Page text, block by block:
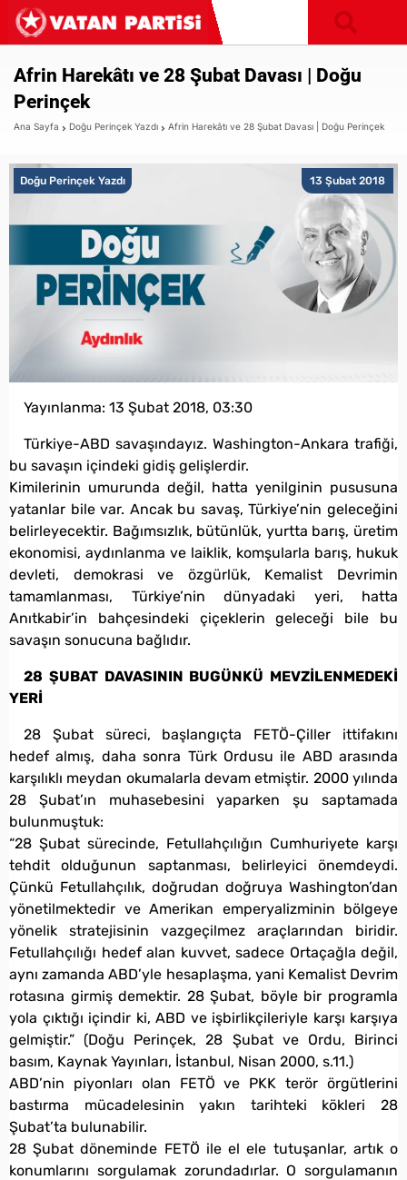
Afrin Harekâtı ve 28 Şubat Davası | Doğu
Perinçek
Ana Sayfa Doğu Perinçek Yazdı Afrin Harekâtı ve 28 Şubat Davası | Doğu Perinçek
13 Şubat 2018
Doğu Perinçek Yazdı
Yayınlanma: 13 Şubat 2018, 03:30
Türkiye-ABD savaşındayız. Washington-Ankara trafiği,
bu savaşın içindeki gidiş gelişlerdir.
Kimilerinin umurunda değil, hatta yenilginin pususuna
yatanlar bile var. Ancak bu savaş, Türkiye’nin geleceğini
belirleyecektir. Bağımsızlık, bütünlük, yurtta barış, üretim
ekonomisi, aydınlanma ve laiklik, komşularla barış, hukuk
devleti, demokrasi ve özgürlük, Kemalist Devrimin
tamamlanması, Türkiye’nin dünyadaki yeri, hatta
Anıtkabir’in bahçesindeki çiçeklerin geleceği bile bu
savaşın sonucuna bağlıdır.
28 ŞUBAT DAVASININ BUGÜNKÜ MEVZİLENMEDEKİ
YERİ
28 Şubat süreci, başlangıçta FETÖ-Çiller ittifakını
hedef almış, daha sonra Türk Ordusu ile ABD arasında
karşılıklı meydan okumalarla devam etmiştir. 2000 yılında
28 Şubat’ın muhasebesini yaparken şu saptamada
bulunmuştuk:
“28 Şubat sürecinde, Fetullahçılığın Cumhuriyete karşı
tehdit olduğunun saptanması, belirleyici önemdeydi.
Çünkü Fetullahçılık, doğrudan doğruya Washington’dan
yönetilmektedir ve Amerikan emperyalizminin bölgeye
yönelik stratejisinin vazgeçilmez araçlarından biridir.
Fetullahçılığı hedef alan kuvvet, sadece Ortaçağla değil,
aynı zamanda ABD’yle hesaplaşma, yani Kemalist Devrim
rotasına girmiş demektir. 28 Şubat, böyle bir programla
yola çıktığı içindir ki, ABD ve işbirlikçileriyle karşı karşıya
gelmiştir.” (Doğu Perinçek, 28 Şubat ve Ordu, Birinci
basım, Kaynak Yayınları, İstanbul, Nisan 2000, s.11.)
ABD’nin piyonları olan FETÖ ve PKK terör örgütlerini
bastırma mücadelesinin yakın tarihteki kökleri 28
Şubat’ta bulunabilir.
28 Şubat döneminde FETÖ ile el ele tutuşanlar, artık o
konumlarını sorgulamak zorundadırlar. O sorgulamanın